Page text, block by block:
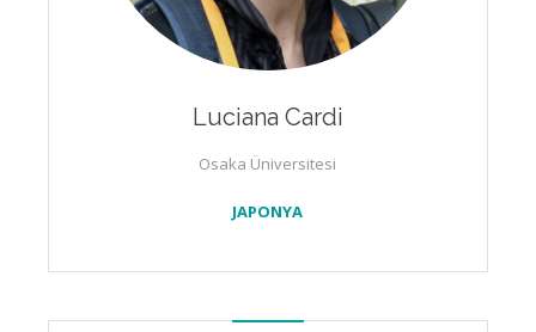
Luciana Cardi
Osaka Üniversitesi
JAPONYA